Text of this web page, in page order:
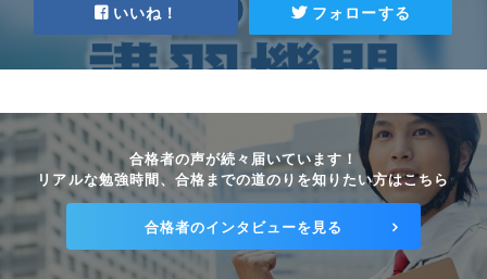
いいね！ フォローする
合格者の声が続々届いています！
リアルな勉強時間、合格までの道のりを知りたい方はこちら
合格者のインタビューを見る